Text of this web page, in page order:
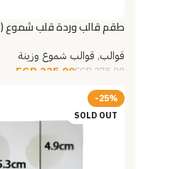
طقم قالب وردة قلب شموع (6.5سم + 7.5سم)
قوالب, قوالب شموع وزينة
275.00
EGP
225.00
EGP
إضافة إلى السلة
-25%
SOLD OUT